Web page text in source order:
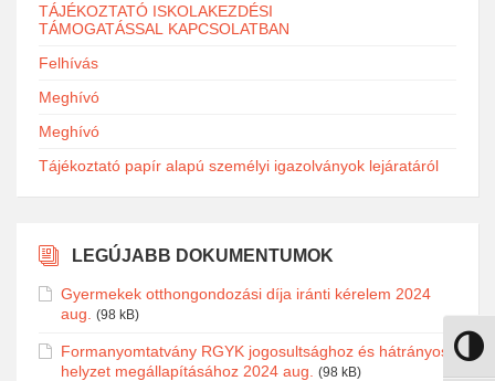
Nagy
TÁJÉKOZTATÓ ISKOLAKEZDÉSI
TÁMOGATÁSSAL KAPCSOLATBAN
Felhívás
Meghívó
Meghívó
Tájékoztató papír alapú személyi igazolványok lejáratáról
LEGÚJABB DOKUMENTUMOK
Gyermekek otthongondozási díja iránti kérelem 2024
aug.
(98 kB)
Formanyomtatvány RGYK jogosultsághoz és hátrányos
helyzet megállapításához 2024 aug.
(98 kB)